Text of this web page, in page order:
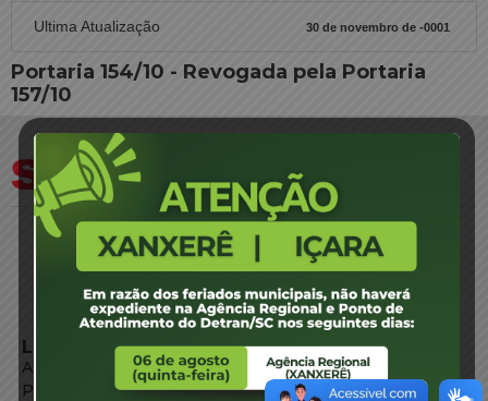
Ultima Atualização 30 de novembro de -0001
Portaria 154/10 - Revogada pela Portaria
157/10
LINKS EXTERNOS
Agência de Notícias
Portal de Serviços